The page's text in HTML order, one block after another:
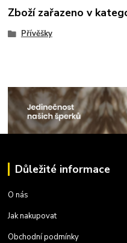
Zboží zařazeno v
Přívěšky
Důležité informace
O nás
Jak nakupovat
Obchodní podmínky